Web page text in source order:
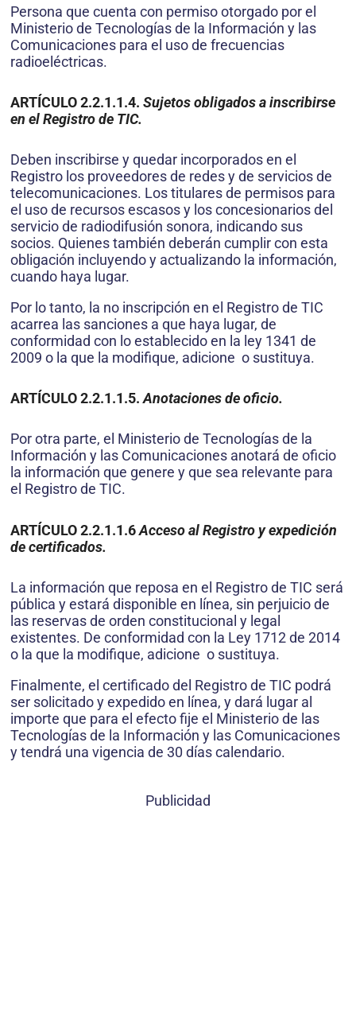
Persona que cuenta con permiso otorgado por el
Ministerio de Tecnologías de la Información y las
Comunicaciones para el uso de frecuencias
radioeléctricas.
ARTÍCULO 2.2.1.1.4. Sujetos obligados a inscribirse
en el Registro de TIC.
Deben inscribirse y quedar incorporados en el
Registro los proveedores de redes y de servicios de
telecomunicaciones. Los titulares de permisos para
el uso de recursos escasos y los concesionarios del
servicio de radiodifusión sonora, indicando sus
socios. Quienes también deberán cumplir con esta
obligación incluyendo y actualizando la información,
cuando haya lugar.
Por lo tanto, la no inscripción en el Registro de TIC
acarrea las sanciones a que haya lugar, de
conformidad con lo establecido en la ley 1341 de
2009 o la que la modifique, adicione o sustituya.
ARTÍCULO 2.2.1.1.5.Anotaciones de oficio.
Por otra parte, el Ministerio de Tecnologías de la
Información y las Comunicaciones anotará de oficio
la información que genere y que sea relevante para
el Registro de TIC.
ARTÍCULO 2.2.1.1.6Acceso al Registro y expedición
de certificados.
La información que reposa en el Registro de TIC será
pública y estará disponible en línea, sin perjuicio de
las reservas de orden constitucional y legal
existentes. De conformidad con la Ley 1712 de 2014
o la que la modifique, adicione o sustituya.
Finalmente, el certificado del Registro de TIC podrá
ser solicitado y expedido en línea, y dará lugar al
importe que para el efecto fije el Ministerio de las
Tecnologías de la Información y las Comunicaciones
y tendrá una vigencia de 30 días calendario.
Publicidad